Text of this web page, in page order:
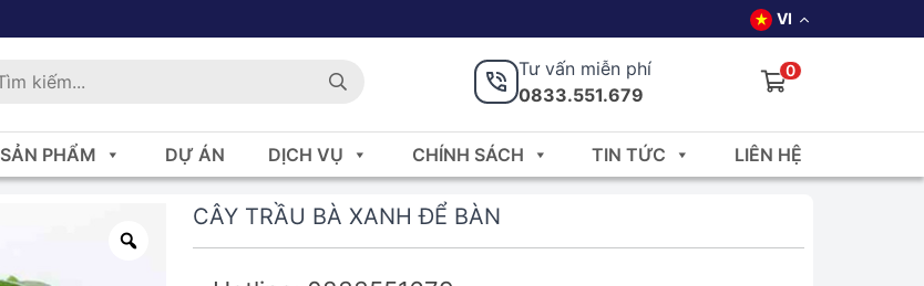
VI
Tư vấn miễn phí
0833.551.679
0
SẢN PHẨM DỰ ÁN DỊCH VỤ CHÍNH SÁCH TIN TỨC LIÊN HỆ
CÂY TRẦU BÀ XANH ĐỂ BÀN